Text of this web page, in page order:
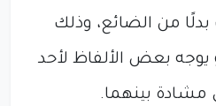
من الضائع، وذلك
بعض الألفاظ لأحد
مشادة بينهما.